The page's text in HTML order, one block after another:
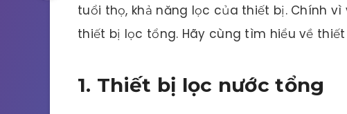
tuổi thọ, khả năng lọc của thiết bị. Chính
thiết bị lọc tổng. Hãy cùng tìm hiểu về
1. Thiết bị lọc nước tổng